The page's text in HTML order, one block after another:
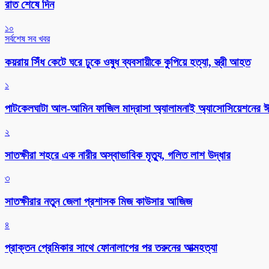
রাত শেষে দিন
১০
সর্বশেষ সব খবর
কয়রায় সিঁধ কেটে ঘরে ঢুকে ওষুধ ব্যবসায়ীকে কুপিয়ে হত্যা, স্ত্রী আহত
১
পাটকেলঘাটা আল-আমিন ফাজিল মাদ্রাসা অ্যালামনাই অ্যাসোসিয়েশনের
২
সাতক্ষীরা শহরে এক নারীর অস্বাভাবিক মৃত্যু, গলিত লাশ উদ্ধার
৩
সাতক্ষীরার নতুন জেলা প্রশাসক মিজ কাউসার আজিজ
৪
প্রাক্তন প্রেমিকার সাথে ফোনালাপের পর তরুনের আত্মহত্যা